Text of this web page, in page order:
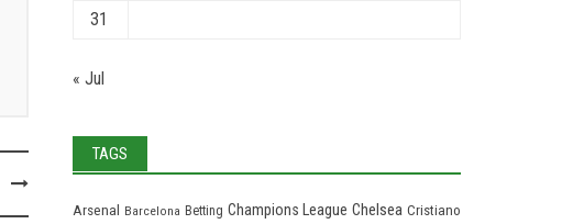
31
« Jul
TAGS
Arsenal Barcelona Betting Champions League Chelsea Cristiano